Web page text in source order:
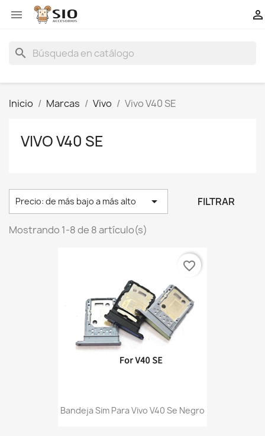
 
search
Inicio Marcas Vivo Vivo V40 SE
VIVO V40 SE
Precio: de más bajo a más alto  FILTRAR
Mostrando 1-8 de 8 artículo(s)
Bandeja Sim Para Vivo V40 Se Negro
favorite_border